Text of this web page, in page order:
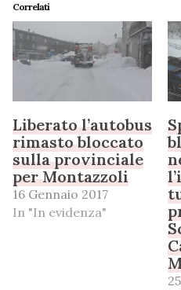
Correlati
Liberato l’autobus
rimasto bloccato
sulla provinciale
per Montazzoli
16 Gennaio 2017
In "In evidenza"